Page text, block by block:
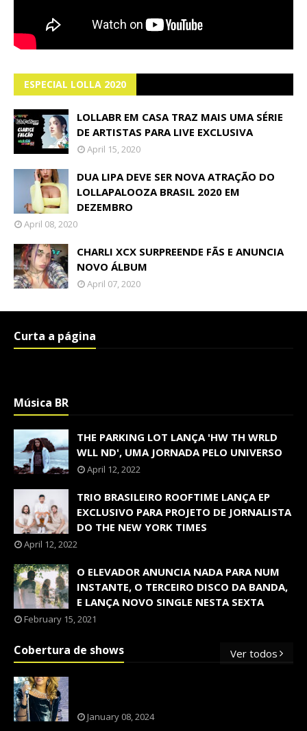
ESPECIAL LOLLA 2020
LOLLABR EM CASA TRAZ MAIS UMA SÉRIE
DE ARTISTAS PARA LIVE EXCLUSIVA
April 15, 2020
DUA LIPA DEVE SER NOVA ATRAÇÃO DO
LOLLAPALOOZA BRASIL 2020 EM
DEZEMBRO
April 08, 2020
CHARLI XCX SURPREENDE FÃS E ANUNCIA
NOVO ÁLBUM
April 07, 2020
Curta a página
Música BR
THE PARKING LOT LANÇA 'HW TH WRLD
WLL ND', UMA JORNADA PELO UNIVERSO
April 12, 2022
TRIO BRASILEIRO ROOFTIME LANÇA EP
EXCLUSIVO PARA PROJETO DE JORNALISTA
DO THE NEW YORK TIMES
April 12, 2022
O ELEVADOR ANUNCIA NADA PARA NUM
INSTANTE, O TERCEIRO DISCO DA BANDA,
E LANÇA NOVO SINGLE NESTA SEXTA
February 15, 2021
Cobertura de shows Ver todos
January 08, 2024